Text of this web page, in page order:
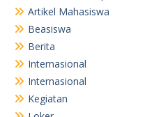
Artikel Mahasiswa
Beasiswa
Berita
Internasional
Internasional
Kegiatan